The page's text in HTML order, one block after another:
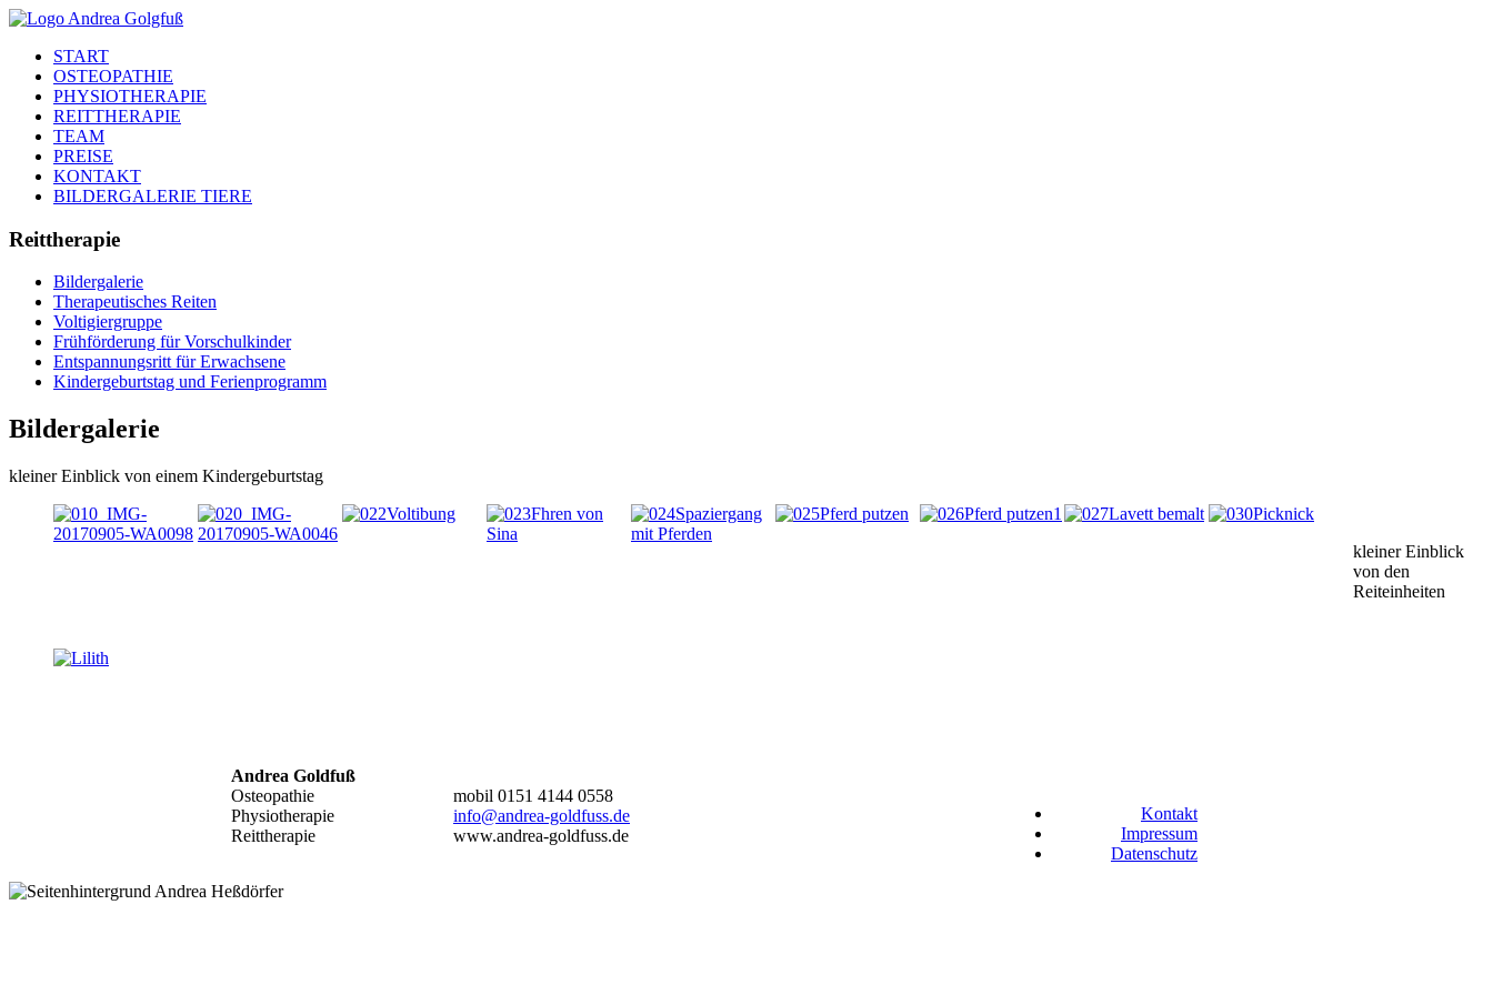
START
OSTEOPATHIE
PHYSIOTHERAPIE
REITTHERAPIE
TEAM
PREISE
KONTAKT
BILDERGALERIE TIERE
Reittherapie
Bildergalerie
Therapeutisches Reiten
Voltigiergruppe
Frühförderung für Vorschulkinder
Entspannungsritt für Erwachsene
Kindergeburtstag und Ferienprogramm
Bildergalerie
kleiner Einblick von einem Kindergeburtstag
kleiner Einblick
von den
Reiteinheiten
Andrea Goldfuß
Osteopathie
Physiotherapie
Reittherapie
mobil 0151 4144 0558
info@andrea-goldfuss.de
www.andrea-goldfuss.de
Kontakt
Impressum
Datenschutz